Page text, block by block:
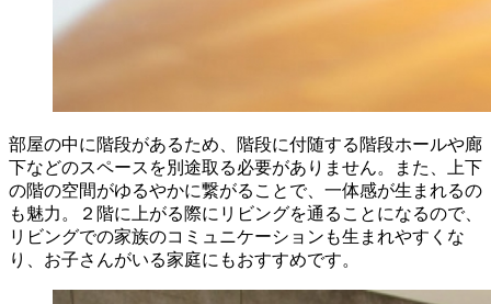
部屋の中に階段があるため、階段に付随する階段ホールや廊
下などのスペースを別途取る必要がありません。また、上下
の階の空間がゆるやかに繋がることで、一体感が生まれるの
も魅力。２階に上がる際にリビングを通ることになるので、
リビングでの家族のコミュニケーションも生まれやすくな
り、お子さんがいる家庭にもおすすめです。